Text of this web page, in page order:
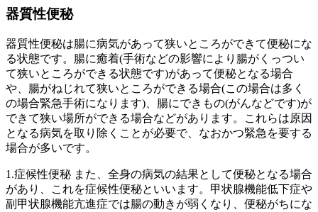
器質性便秘
器質性便秘は腸に病気があって狭いところができて便秘にな
る状態です。腸に癒着(手術などの影響により腸がくっつい
て狭いところができる状態です)があって便秘となる場合
や、腸がねじれて狭いところができる場合(この場合は多く
の場合緊急手術になります)、腸にできもの(がんなどです)が
できて狭い場所ができる場合などがあります。これらは原因
となる病気を取り除くことが必要で、なおかつ緊急を要する
場合が多いです。
1.症候性便秘 また、全身の病気の結果として便秘となる場合
があり、これを症候性便秘といいます。甲状腺機能低下症や
副甲状腺機能亢進症では腸の動きが弱くなり、便秘がちにな